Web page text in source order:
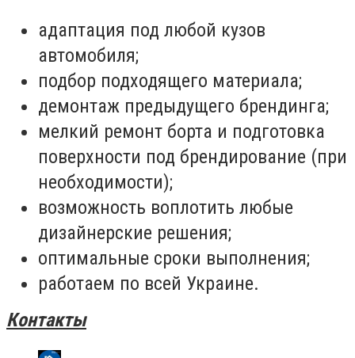
адаптация под любой кузов
автомобиля;
подбор подходящего материала;
демонтаж предыдущего брендинга;
мелкий ремонт борта и подготовка
поверхности под брендирование (при
необходимости);
возможность воплотить любые
дизайнерские решения;
оптимальные сроки выполнения;
работаем по всей Украине.
Контакты